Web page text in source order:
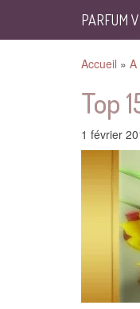
PARFUM
Accueil » A
Top
1 février